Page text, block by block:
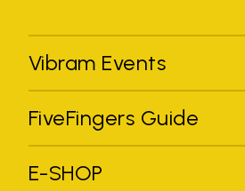
Vibram Events
FiveFingers Guide
E-SHOP